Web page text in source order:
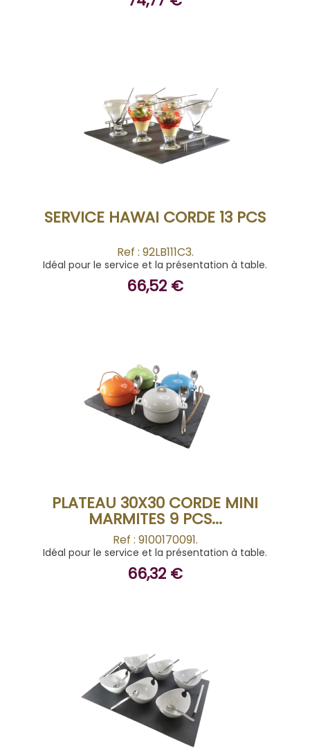
ACHETER
SERVICE HAWAI CORDE 13 PCS
Ref : 92LB111C3.
Idéal pour le service et la présentation à table.
66,52 €
ACHETER
PLATEAU 30X30 CORDE MINI
MARMITES 9 PCS...
Ref : 9100170091.
Idéal pour le service et la présentation à table.
66,32 €
ACHETER